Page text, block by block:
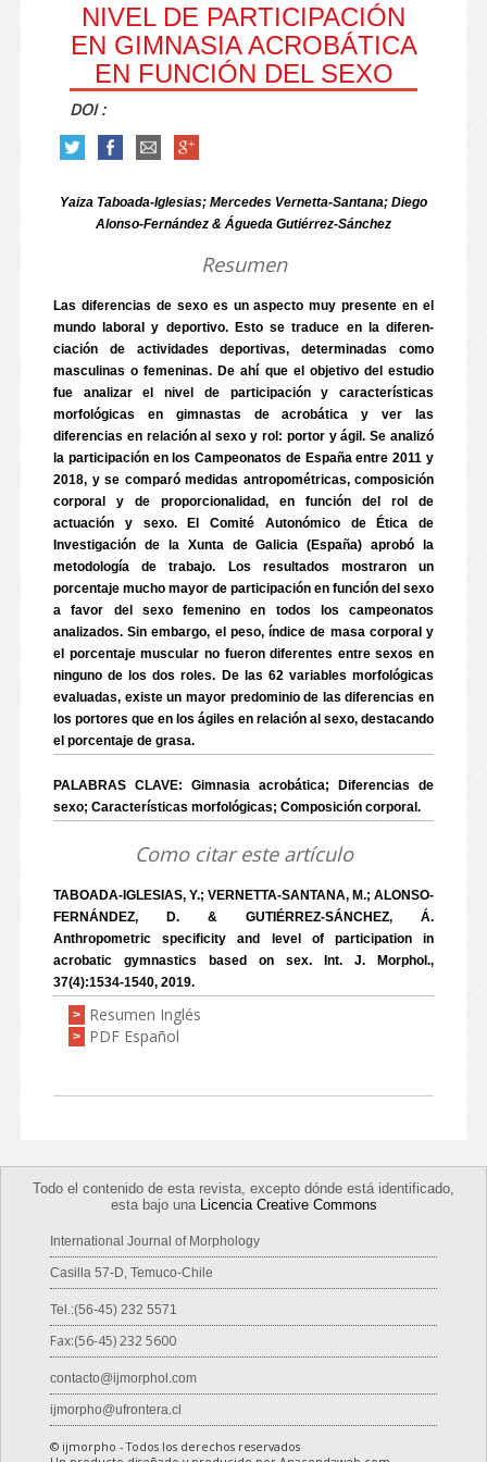
NIVEL DE PARTICIPACIÓN
EN GIMNASIA ACROBÁTICA
EN FUNCIÓN DEL SEXO
DOI :
Yaiza Taboada-Iglesias; Mercedes Vernetta-Santana; Diego
Alonso-Fernández & Águeda Gutiérrez-Sánchez
Resumen
Las diferencias de sexo es un aspecto muy presente en el
mundo laboral y deportivo. Esto se traduce en la diferen-
ciación de actividades deportivas, determinadas como
masculinas o femeninas. De ahí que el objetivo del estudio
fue analizar el nivel de participación y características
morfológicas en gimnastas de acrobática y ver las
diferencias en relación al sexo y rol: portor y ágil. Se analizó
la participación en los Campeonatos de España entre 2011 y
2018, y se comparó medidas antropométricas, composición
corporal y de proporcionalidad, en función del rol de
actuación y sexo. El Comité Autonómico de Ética de
Investigación de la Xunta de Galicia (España) aprobó la
metodología de trabajo. Los resultados mostraron un
porcentaje mucho mayor de participación en función del sexo
a favor del sexo femenino en todos los campeonatos
analizados. Sin embargo, el peso, índice de masa corporal y
el porcentaje muscular no fueron diferentes entre sexos en
ninguno de los dos roles. De las 62 variables morfológicas
evaluadas, existe un mayor predominio de las diferencias en
los portores que en los ágiles en relación al sexo, destacando
el porcentaje de grasa.
PALABRAS CLAVE: Gimnasia acrobática; Diferencias de
sexo; Características morfológicas; Composición corporal.
Como citar este artículo
TABOADA-IGLESIAS, Y.; VERNETTA-SANTANA, M.; ALONSO-
FERNÁNDEZ, D. & GUTIÉRREZ-SÁNCHEZ, Á.
Anthropometric specificity and level of participation in
acrobatic gymnastics based on sex. Int. J. Morphol.,
37(4):1534-1540, 2019.
> Resumen Inglés
> PDF Español
Todo el contenido de esta revista, excepto dónde está identificado,
esta bajo una Licencia Creative Commons
International Journal of Morphology
Casilla 57-D, Temuco-Chile
Tel.:(56-45) 232 5571
Fax:(56-45) 232 5600
contacto@ijmorphol.com
ijmorpho@ufrontera.cl
© ijmorpho - Todos los derechos reservados